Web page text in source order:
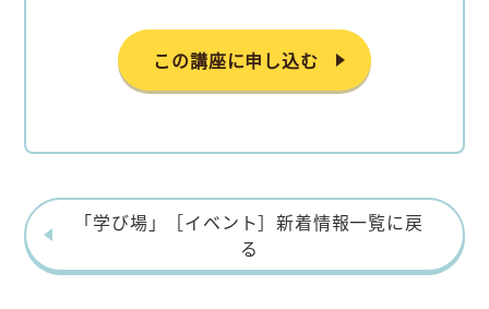
この講座に申し込む
「学び場」［イベント］新着情報一覧に戻
る